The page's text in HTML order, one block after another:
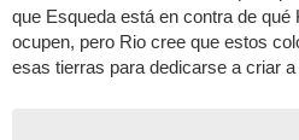
que Esqueda está en contra de
ocupen, pero Rio cree que estos
esas tierras para dedicarse a criar